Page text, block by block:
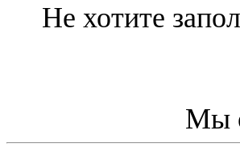
Не хотите
Мы